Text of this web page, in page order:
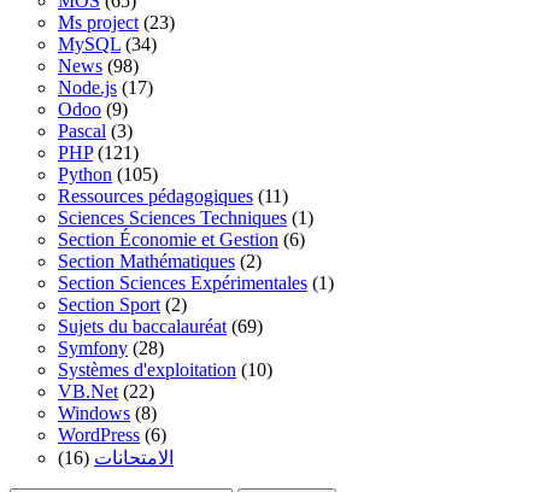
Ms project (23)
MySQL (34)
News (98)
Node.js (17)
Odoo (9)
Pascal (3)
PHP(121)
Python (105)
Ressources pédagogiques (11)
Sciences Sciences Techniques (1)
Section Économie et Gestion (6)
Section Mathématiques (2)
Section Sciences Expérimentales (1)
Section Sport (2)
Sujets du baccalauréat (69)
Symfony (28)
Systèmes d'exploitation (10)
VB.Net (22)
Windows (8)
WordPress (6)
الامتحانات (16)